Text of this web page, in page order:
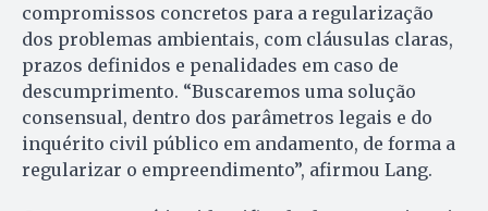
compromissos concretos para a regularização
dos problemas ambientais, com cláusulas claras,
prazos definidos e penalidades em caso de
descumprimento. “Buscaremos uma solução
consensual, dentro dos parâmetros legais e do
inquérito civil público em andamento, de forma a
regularizar o empreendimento”, afirmou Lang.